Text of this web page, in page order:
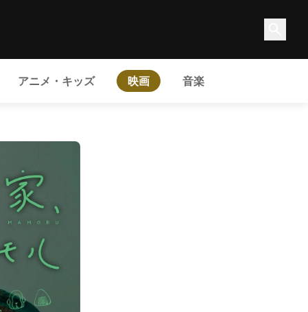
アニメ・キッズ 映画 音楽